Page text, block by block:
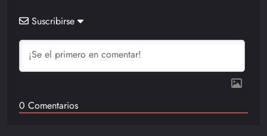
Suscribirse
0 Comentarios